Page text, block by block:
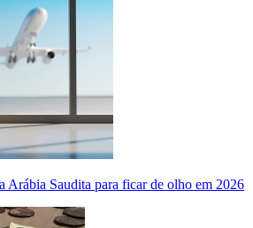
Arábia Saudita para ficar de olho em 2026